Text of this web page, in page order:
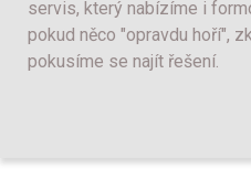
servis, který nabízíme i
pokud něco "opravdu hoří",
pokusíme se najít řešení.